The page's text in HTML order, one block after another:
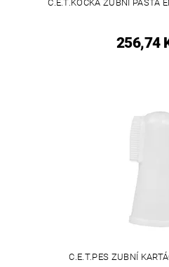
C.E.T.KOČKA ZUBNÍ PASTA
256,74
C.E.T.PES ZUBNÍ